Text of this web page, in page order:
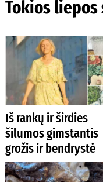
Tokios
Iš rankų ir širdies
šilumos gimstantis
grožis ir bendrystė